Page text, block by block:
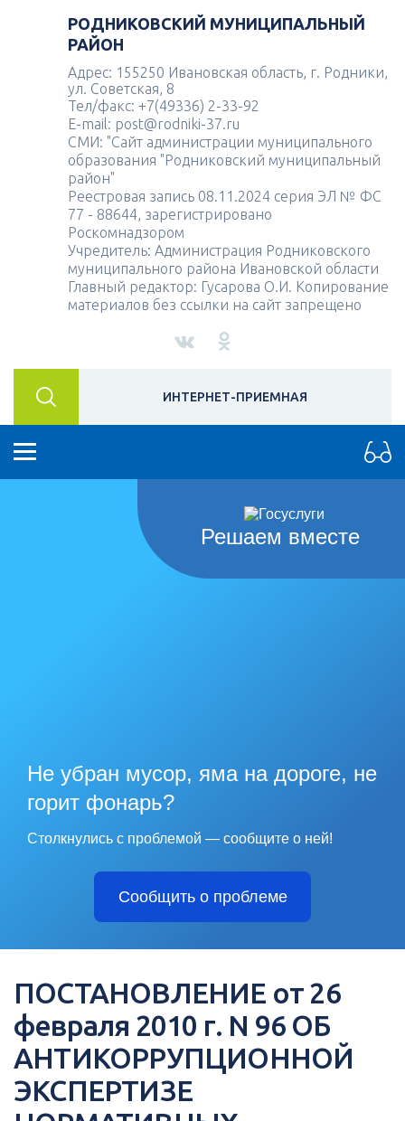
РОДНИКОВСКИЙ МУНИЦИПАЛЬНЫЙ
РАЙОН
Адрес: 155250 Ивановская область, г. Родники,
ул. Советская, 8
Тел/факс: +7(49336) 2-33-92
E-mail: post@rodniki-37.ru
СМИ: "Сайт администрации муниципального
образования "Родниковский муниципальный
район"
Реестровая запись 08.11.2024 серия ЭЛ № ФС
77 - 88644, зарегистрировано
Роскомнадзором
Учредитель: Администрация Родниковского
муниципального района Ивановской области
Главный редактор: Гусарова О.И. Копирование
материалов без ссылки на сайт запрещено
ИНТЕРНЕТ-ПРИЕМНАЯ
Решаем вместе
Не убран мусор, яма на дороге, не
горит фонарь?
Столкнулись с проблемой — сообщите о ней!
Сообщить о проблеме
ПОСТАНОВЛЕНИЕ от 26
февраля 2010 г. N 96 ОБ
АНТИКОРРУПЦИОННОЙ
ЭКСПЕРТИЗЕ